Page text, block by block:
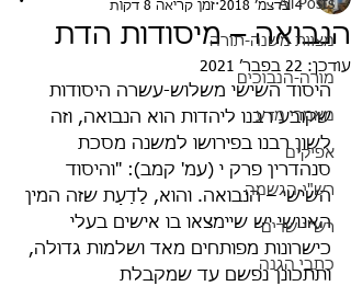
All Posts
מצוות משנה-תורה
מורה-הנבוכים
מאמרי מדע
אפיקים
רש"י-הגשמה
רש"י-שדים
כתבי הגנה
הנבואה – מיסודות הדת
4 בדצמ׳ 2018
זמן קריאה 8 דקות
עודכן: 22 בפבר׳ 2021
היסוד השישי משלוש-עשרה היסודות
שקובע רבנו ליהדות הוא הנבואה, וזה
לשון רבנו בפירושו למשנה מסכת
סנהדרין פרק י (עמ' קמב): "והיסוד
השישי – הנבואה. והוא, לָדַעַת שזה המין
האנושי יש שיימצאו בו אישים בעלי
כישרונות מפותחים מאד ושלמות גדולה,
ותתכונן נפשם עד שמקבלת